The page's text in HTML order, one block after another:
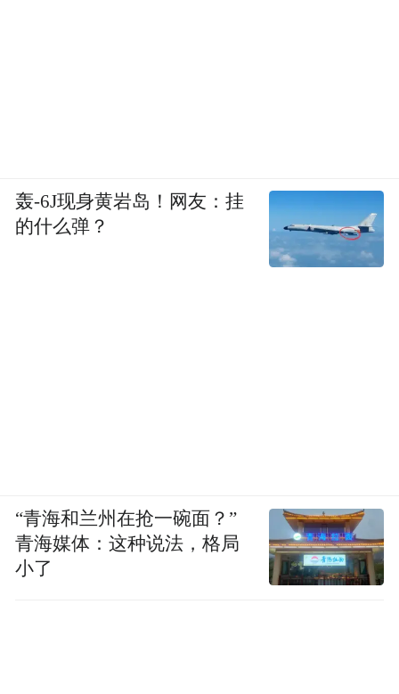
气质感；化淡妆时，清冷、干净感Max！
轰-6J现身黄岩岛！网友：挂
的什么弹？
“青海和兰州在抢一碗面？”
青海媒体：这种说法，格局
小了